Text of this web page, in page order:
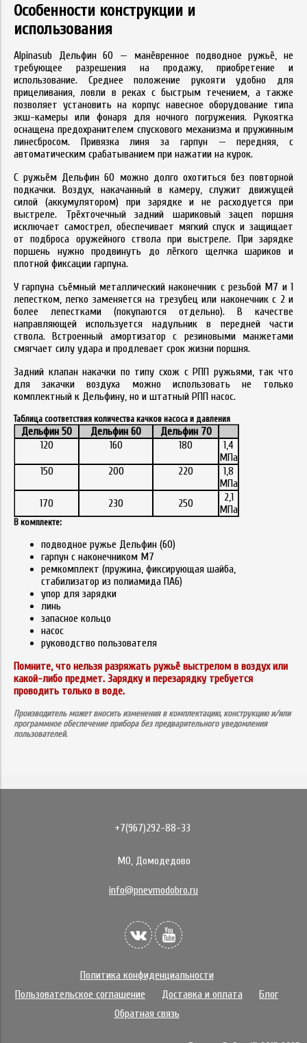
Особенности конструкции и
использования
Alpinasub Дельфин 60 — манёвренное подводное ружьё, не
требующее разрешения на продажу, приобретение и
использование. Среднее положение рукояти удобно для
прицеливания, ловли в реках с быстрым течением, а также
позволяет установить на корпус навесное оборудование типа
экш-камеры или фонаря для ночного погружения. Рукоятка
оснащена предохранителем спускового механизма и пружинным
линесбросом. Привязка линя за гарпун — передняя, с
автоматическим срабатыванием при нажатии на курок.
С ружьём Дельфин 60 можно долго охотиться без повторной
подкачки. Воздух, накачанный в камеру, служит движущей
силой (аккумулятором) при зарядке и не расходуется при
выстреле. Трёхточечный задний шариковый зацеп поршня
исключает самострел, обеспечивает мягкий спуск и защищает
от подброса оружейного ствола при выстреле. При зарядке
поршень нужно продвинуть до лёгкого щелчка шариков и
плотной фиксации гарпуна.
У гарпуна съёмный металлический наконечник с резьбой М7 и 1
лепестком, легко заменяется на трезубец или наконечник с 2 и
более лепестками (покупаются отдельно). В качестве
направляющей используется надульник в передней части
ствола. Встроенный амортизатор с резиновыми манжетами
смягчает силу удара и продлевает срок жизни поршня.
Задний клапан накачки по типу схож с РПП ружьями, так что
для закачки воздуха можно использовать не только
комплектный к Дельфину, но и штатный РПП насос.
Таблица соответствия количества качков насоса и давления
Дельфин 50 Дельфин 60
Дельфин 70
120
160 180
1,4
МПа
150
200 220
1,8
МПа
170
230 250
2,1
МПа
В комплекте:
подводное ружье Дельфин (60)
гарпун с наконечником M7
ремкомплект (пружина, фиксирующая шайба,
стабилизатор из полиамида ПА6)
упор для зарядки
линь
запасное кольцо
насос
руководство пользователя
Помните, что нельзя разряжать ружьё выстрелом в воздух или
какой-либо предмет. Зарядку и перезарядку требуется
проводить только в воде.
Производитель может вносить изменения в комплектацию, конструкцию и/или
программное обеспечение прибора без предварительного уведомления
пользователей.
+7(967)292-88-33
МО, Домодедово
info@pnevmodobro.ru
Политика конфиденциальности
Пользовательское соглашение
Доставка и оплата
Блог
Обратная связь